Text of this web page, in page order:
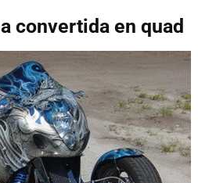
convertida en quad